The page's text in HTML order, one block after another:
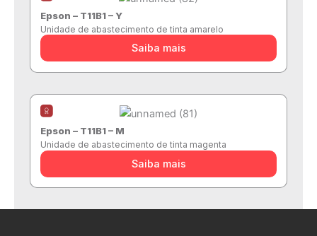
Epson – T11B1 – Y
Unidade de abastecimento de tinta amarelo
Saiba mais
Epson – T11B1 – M
Unidade de abastecimento de tinta magenta
Saiba mais